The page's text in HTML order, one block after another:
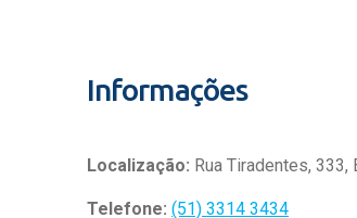
Informações
Localização: Rua Tiradentes,
Telefone: (51) 3314 3434